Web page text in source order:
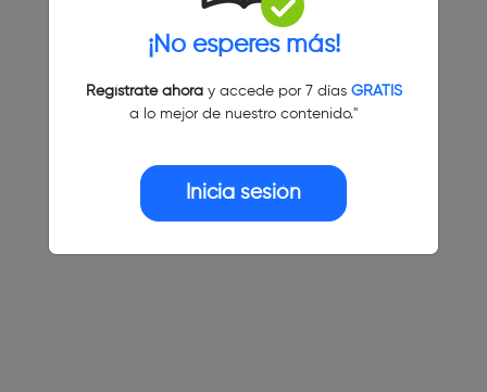
¡No esperes más!
Regístrate ahoray accede por 7 días GRATIS
a lo mejor de nuestro contenido."
Inicia sesión